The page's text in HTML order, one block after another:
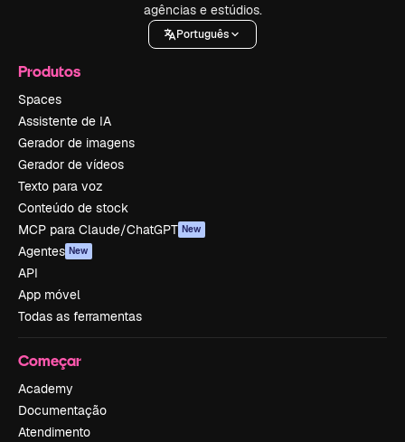
agências e estúdios.
Português
Produtos
Spaces
Assistente de IA
Gerador de imagens
Gerador de vídeos
Texto para voz
Conteúdo de stock
MCP para Claude/ChatGPT New
Agentes New
API
App móvel
Todas as ferramentas
Começar
Academy
Documentação
Atendimento